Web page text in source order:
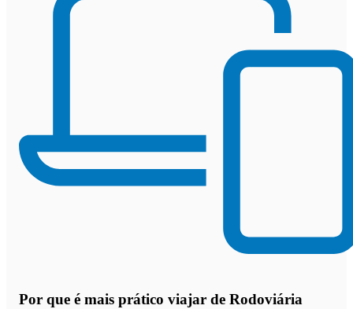
Por que é mais prático viajar de Rodoviária